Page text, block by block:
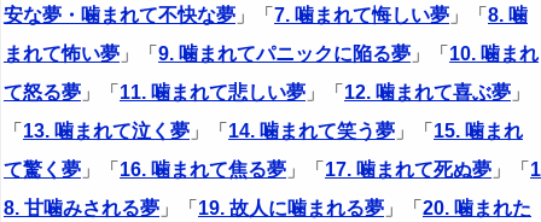
安な夢・噛まれて不快な夢 」「 7. 噛まれて悔しい夢 」「 8. 噛
まれて怖い夢 」「 9. 噛まれてパニックに陥る夢 」「 10. 噛まれ
て怒る夢 」「 11. 噛まれて悲しい夢 」「 12. 噛まれて喜ぶ夢 」
「 13. 噛まれて泣く夢 」「 14. 噛まれて笑う夢 」「 15. 噛まれ
て驚く夢 」「 16. 噛まれて焦る夢 」「 17. 噛まれて死ぬ夢 」「 1
8. 甘噛みされる夢 」「 19. 故人に噛まれる夢 」「 20. 噛まれた